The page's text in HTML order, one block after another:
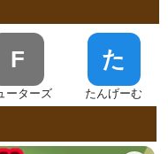
F
ーターズ
た
たんげーむ